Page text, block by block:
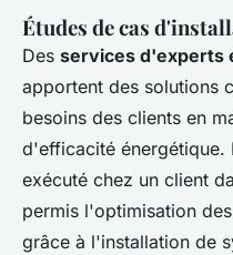
Études de cas
Des services d'experts
apportent des solutions
besoins des clients en
d'efficacité énergétique.
exécuté chez un client
permis l'optimisation
grâce à l'installation de